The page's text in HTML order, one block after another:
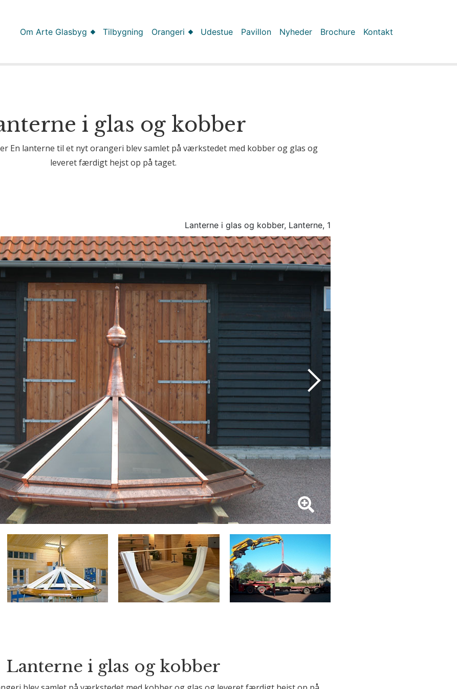
Om Arte Glasbyg Tilbygning Orangeri Udestue Pavillon Nyheder Brochure Kontakt
i glas og kobber
En lanterne til et nyt orangeri blev samlet på værkstedet med kobber og glas og
leveret færdigt hejst op på taget.
Lanterne i glas og kobber, Lanterne, 1
Lanterne i glas og kobber